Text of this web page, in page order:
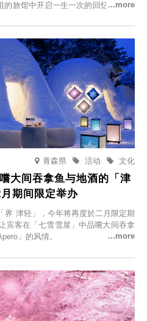
的旅馆中开启一生一次的回忆之旅”活
别时光。
青森県 文化
活动
大间吞拿鱼与地酒的「津
期间限定举办
界 津轻」，今年将再度於二月限定期
宾客在「七雪雪屋」中品嚐大间吞拿
」的风情。